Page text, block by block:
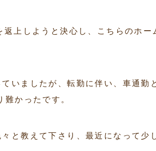
上しようと決心し、こちらのホー
いましたが、転勤に伴い、車通勤
かったです。
と教えて下さり、最近になって少